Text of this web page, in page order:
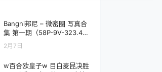
Bangni邦尼 – 微密圈 写真合
集 第一期（58P-9V-323.4M
B）
2月7日
w百合欧皇子w 目白麦昆决胜